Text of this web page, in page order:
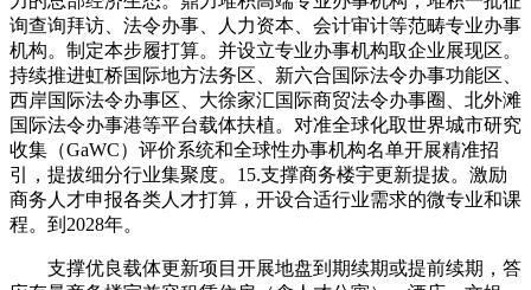
询查询拜访、法令办事、人力资本、会计审计等范畴专业办事
机构。制定本步履打算。并设立专业办事机构取企业展现区。
持续推进虹桥国际地方法务区、新六合国际法令办事功能区、
西岸国际法令办事区、大徐家汇国际商贸法令办事圈、北外滩
国际法令办事港等平台载体扶植。对准全球化取世界城市研究
收集（GaWC）评价系统和全球性办事机构名单开展精准招
引，提拔细分行业集聚度。15.支撑商务楼宇更新提拔。激励
商务人才申报各类人才打算，开设合适行业需求的微专业和课
程。到2028年。
支撑优良载体更新项目开展地盘到期续期或提前续期，答